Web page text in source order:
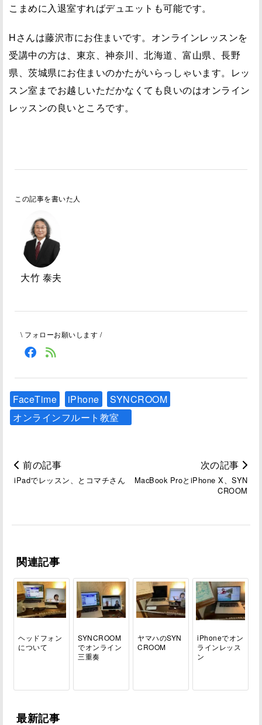
こまめに入退室すればデュエットも可能です。
Hさんは藤沢市にお住まいです。オンラインレッスンを
受講中の方は、東京、神奈川、北海道、富山県、長野
県、茨城県にお住まいのかたがいらっしゃいます。レッ
スン室までお越しいただかなくても良いのはオンライン
レッスンの良いところです。
この記事を書いた人
大竹 泰夫
\ フォローお願いします /
FaceTime iPhone
SYNCROOM
オンラインフルート教室
前の記事
iPadでレッスン、とコマチさん
次の記事
MacBook ProとiPhone X、SYN
CROOM
関連記事
ヘッドフォン
について
SYNCROOM
でオンライン
三重奏
ヤマハのSYN
CROOM
iPhoneでオン
ラインレッス
ン
最新記事